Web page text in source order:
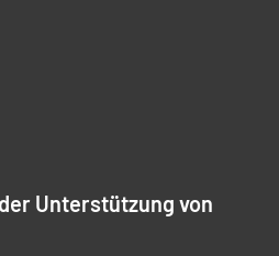
Unterstützung von